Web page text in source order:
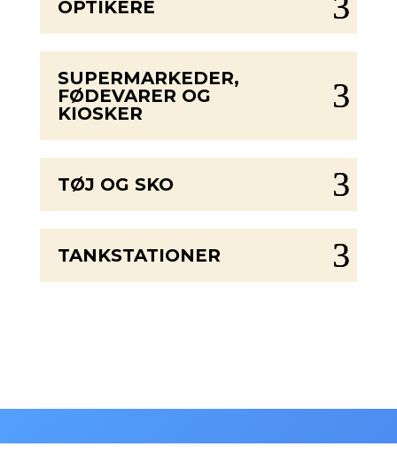
OPTIKERE
SUPERMARKEDER,
FØDEVARER OG
KIOSKER
TØJ OG SKO
TANKSTATIONER